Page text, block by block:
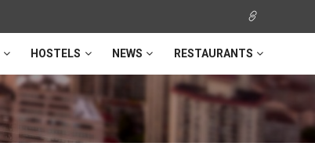
HOSTELS NEWS RESTAURANTS